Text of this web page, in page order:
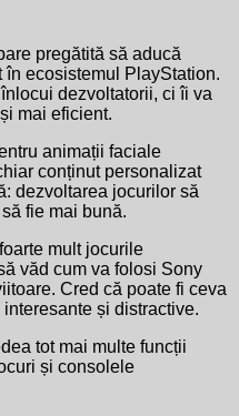
pregătită să aducă
ecosistemul PlayStation.
dezvoltatorii, ci îi va
mai eficient.
animații faciale
conținut personalizat
dezvoltarea jocurilor să
fie mai bună.
mult jocurile
văd cum va folosi Sony
Cred că poate fi ceva
și distractive.
tot mai multe funcții
și consolele